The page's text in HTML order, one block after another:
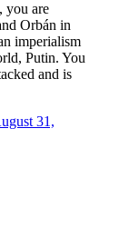
you are
Orbán in
imperialism
Putin. You
and is
31,